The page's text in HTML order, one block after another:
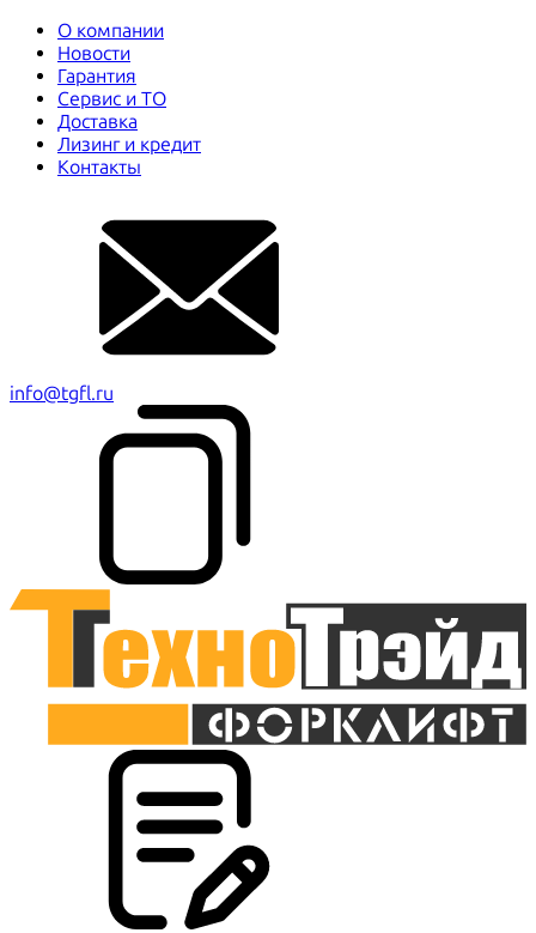
О компании
Новости
Гарантия
Сервис и ТО
Доставка
Лизинг и кредит
Контакты
info@tgfl.ru